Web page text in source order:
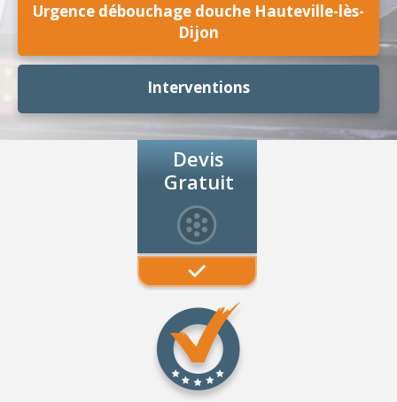
Urgence débouchage douche Hauteville-lès-
Dijon
Interventions
Devis
Gratuit